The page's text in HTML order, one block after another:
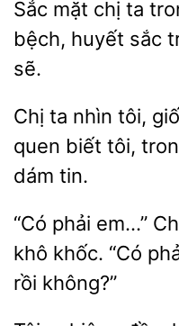
Sắc mặt chị ta
bệch, huyết
sẽ.
Chị nhìn tôi,
quen biết tôi,
dám
“Có phải em…”
khốc. “Có
rồi không?”